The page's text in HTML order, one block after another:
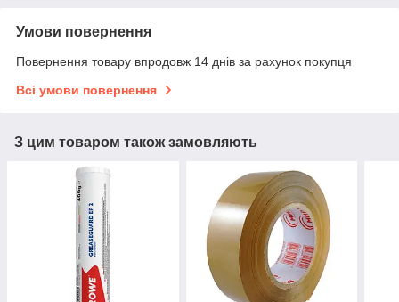
Умови повернення
Повернення товару впродовж 14 днів за рахунок покупця
Всі умови повернення
З цим товаром також замовляють